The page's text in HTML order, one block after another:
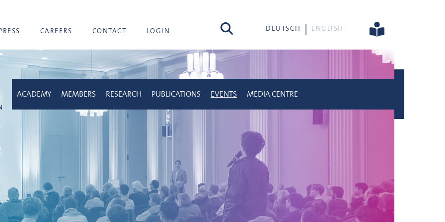
CAREERS CONTACT LOGIN search DEUTSCH ENGLISH
ACADEMY MEMBERS RESEARCH PUBLICATIONS EVENTS MEDIA CENTRE